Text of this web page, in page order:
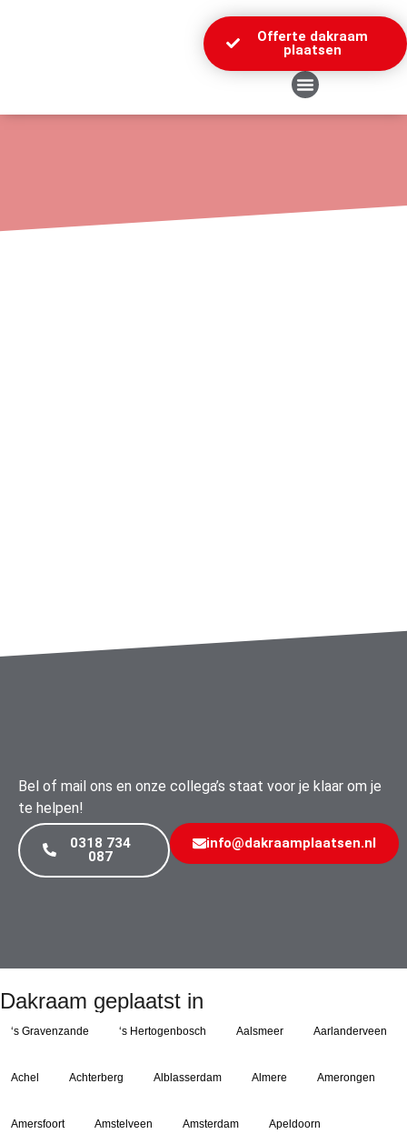
Offerte dakraam
plaatsen
Bel of mail ons en onze collega’s staat voor je klaar om je
te helpen!
0318 734
087
info@dakraamplaatsen.nl
Dakraam geplaatst in
‘s Gravenzande ‘s Hertogenbosch Aalsmeer Aarlanderveen
Achel Achterberg Alblasserdam Almere Amerongen
Amersfoort Amstelveen Amsterdam Apeldoorn